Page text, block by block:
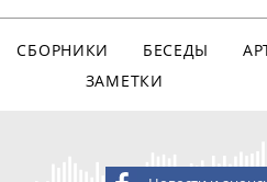
СБОРНИКИ БЕСЕДЫ
ЗАМЕТКИ